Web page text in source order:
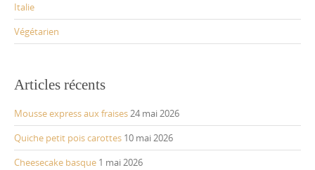
Italie
Végétarien
Articles récents
Mousse express aux fraises24 mai 2026
Quiche petit pois carottes 10 mai 2026
Cheesecake basque 1 mai 2026